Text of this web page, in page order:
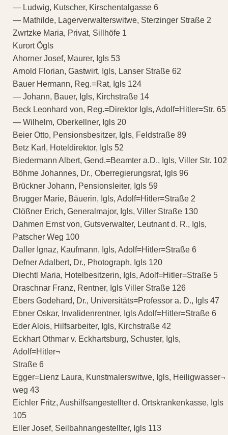
— Ludwig, Kutscher, Kirschentalgasse 6
— Mathilde, Lagerverwalterswitwe, Sterzinger Straße 2
Zwrtzke Maria, Privat, Sillhöfe 1
Kurort Ögls
Ahorner Josef, Maurer, Igls 53
Arnold Florian, Gastwirt, Igls, Lanser Straße 62
Bauer Hermann, Reg.=Rat, Igls 124
— Johann, Bauer, Igls, Kirchstraße 14
Beck Leonhard von, Reg.=Direktor Igls, Adolf=Hitler=Str. 65
— Wilhelm, Oberkellner, Igls 20
Beier Otto, Pensionsbesitzer, Igls, Feldstraße 89
Betz Karl, Hoteldirektor, Igls 52
Biedermann Albert, Gend.=Beamter a.D., Igls, Viller Str. 102
Böhme Johannes, Dr., Oberregierungsrat, Igls 96
Brückner Johann, Pensionsleiter, Igls 59
Brugger Marie, Bäuerin, Igls, Adolf=Hitler=Straße 2
Clößner Erich, Generalmajor, Igls, Viller Straße 130
Dahmen Ernst von, Gutsverwalter, Leutnant d. R., Igls,
Patscher Weg 100
Daller Ignaz, Kaufmann, Igls, Adolf=Hitler=Straße 6
Defner Adalbert, Dr., Photograph, Igls 120
Diechtl Maria, Hotelbesitzerin, Igls, Adolf=Hitler=Straße 5
Draschnar Franz, Rentner, Igls Viller Straße 126
Ebers Godehard, Dr., Universitäts=Professor a. D., Igls 47
Ebner Oskar, Invalidenrentner, Igls Adolf=Hitler=Straße 6
Eder Alois, Hilfsarbeiter, Igls, Kirchstraße 42
Eckhart Othmar v. Eckhartsburg, Schuster, Igls,
Adolf=Hitler¬
Straße 6
Egger=Lienz Laura, Kunstmalerswitwe, Igls, Heiligwasser¬
weg 43
Eichler Fritz, Aushilfsangestellter d. Ortskrankenkasse, Igls
105
Eller Josef, Seilbahnangestellter, Igls 113